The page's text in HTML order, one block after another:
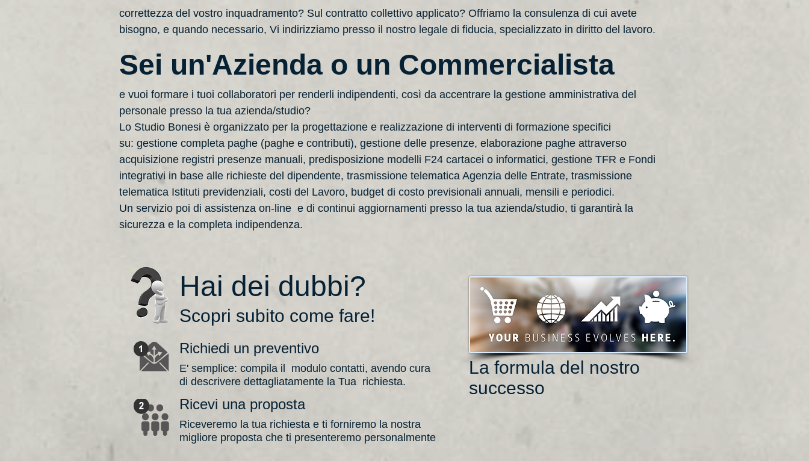
correttezza del vostro inquadramento? Sul contratto collettivo applicato? Offriamo la consulenza di cui avete
bisogno, e quando necessario, Vi indirizziamo presso il nostro legale di fiducia, specializzato in diritto del lavoro.
Sei un'Azienda o un Commercialista
e vuoi formare i tuoi collaboratori per renderli indipendenti, così da accentrare la gestione amministrativa del
personale presso la tua azienda/studio?
Lo Studio Bonesi è organizzato per la progettazione e realizzazione di interventi di formazione specifici
su: gestione completa paghe (paghe e contributi), gestione delle presenze, elaborazione paghe attraverso
acquisizione registri presenze manuali, predisposizione modelli F24 cartacei o informatici, gestione TFR e Fondi
integrativi in base alle richieste del dipendente, trasmissione telematica Agenzia delle Entrate, trasmissione
telematica Istituti previdenziali, costi del Lavoro, budget di costo previsionali annuali, mensili e periodici.
Un servizio poi di assistenza on-line e di continui aggiornamenti presso la tua azienda/studio, ti garantirà la
sicurezza e la completa indipendenza.
Hai dei dubbi?
Scopri subito come fare!
Richiedi un preventivo
E' semplice: compila il modulo contatti, avendo cura
di descrivere dettagliatamente la Tua richiesta.
Ricevi una proposta
Riceveremo la tua richiesta e ti forniremo la nostra
migliore proposta che ti presenteremo personalmente
La formula del nostro
successo